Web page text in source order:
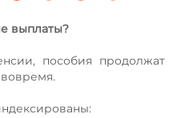
выплаты?
пособия продолжат